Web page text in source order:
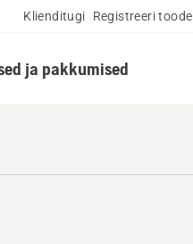
Klienditugi Registreeri toode
ja pakkumised